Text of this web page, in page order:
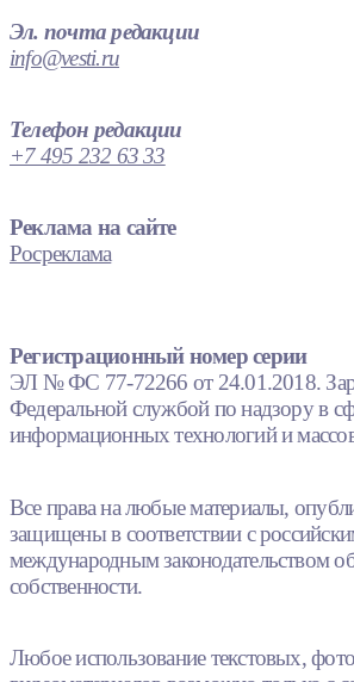
Эл. почта редакции
info@vesti.ru
Телефон редакции
+7 495 232 63 33
Реклама на сайте
Росреклама
Регистрационный номер серии
ЭЛ № ФС 77-72266 от 24.01.2018.
Федеральной службой по надзору в
информационных технологий и
Все права на любые материалы,
защищены в соответствии с
международным законодательством
собственности.
Любое использование текстовых,